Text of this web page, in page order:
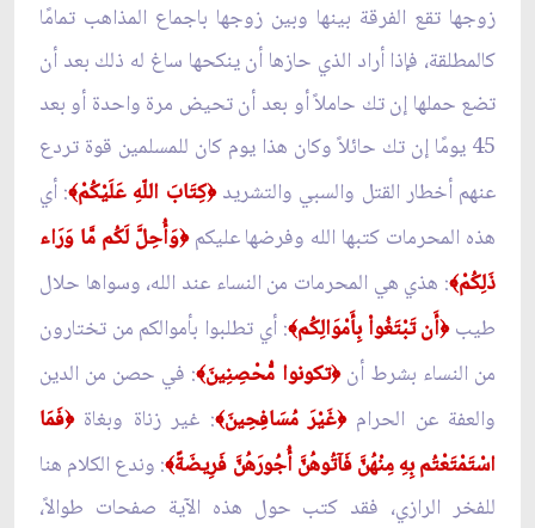
زوجها تقع الفرقة بينها وبين زوجها باجماع المذاهب تمامًا
كالمطلقة، فإذا أراد الذي حازها أن ينكحها ساغ له ذلك بعد أن
تضع حملها إن تك حاملاً أو بعد أن تحيض مرة واحدة أو بعد
45 يومًا إن تك حائلاً وكان هذا يوم كان للمسلمين قوة تردع
عنهم أخطار القتل والسبي والتشريد﴿كِتَابَ اللّهِ عَلَيْكُمْ﴾: أي
هذه المحرمات كتبها الله وفرضها عليكم﴿وَأُحِلَّ لَكُم مَّا وَرَاء
ذَلِكُمْ﴾: هذي هي المحرمات من النساء عند الله، وسواها حلال
طيب﴿أَن تَبْتَغُواْ بِأَمْوَالِكُم﴾: أي تطلبوا بأموالكم من تختارون
من النساء بشرط أن﴿تكونوا مُّحْصِنِينَ﴾: في حصن من الدين
والعفة عن الحرام﴿غَيْرَ مُسَافِحِينَ﴾: غير زناة وبغاة﴿فَمَا
اسْتَمْتَعْتُم بِهِ مِنْهُنَّ فَآتُوهُنَّ أُجُورَهُنَّ فَرِيضَةً﴾: وندع الكلام هنا
للفخر الرازي، فقد كتب حول هذه الآية صفحات طوالاً،